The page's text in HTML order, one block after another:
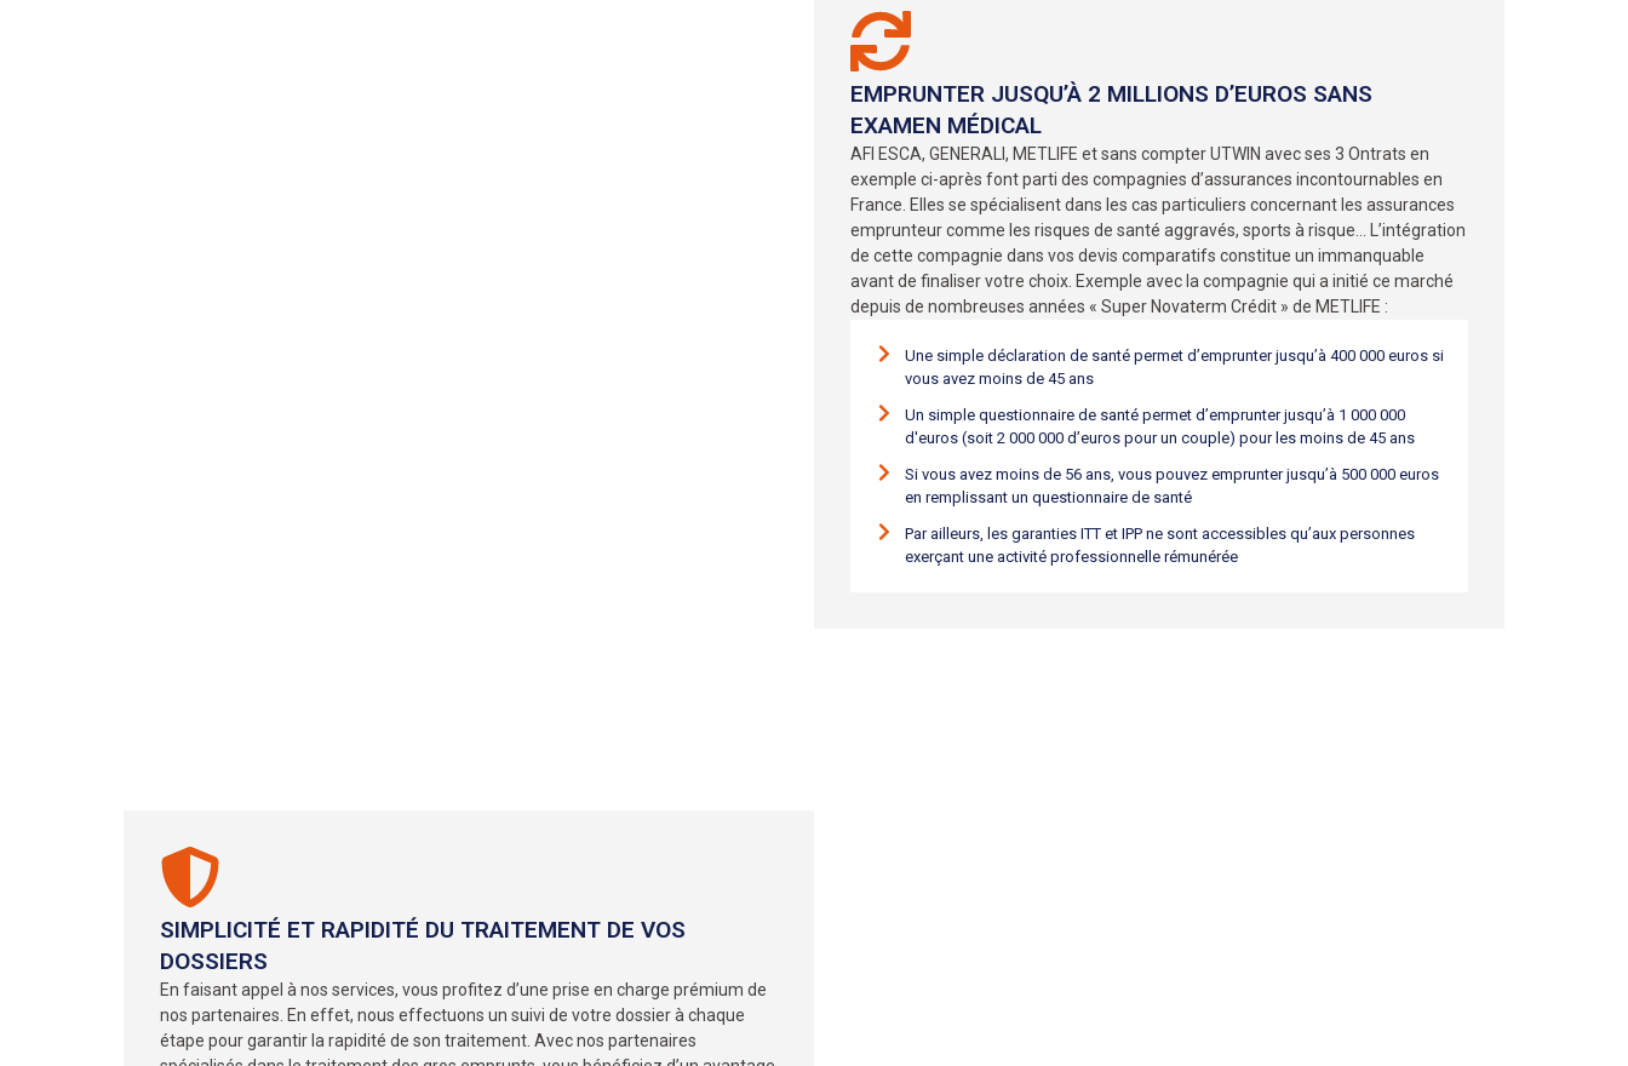
EMPRUNTER JUSQU’À 2 MILLIONS D’EUROS SANS
EXAMEN MÉDICAL
AFI ESCA, GENERALI, METLIFE et sans compter UTWIN avec ses 3 Ontrats en
exemple ci-après font parti des compagnies d’assurances incontournables en
France. Elles se spécialisent dans les cas particuliers concernant les assurances
emprunteur comme les risques de santé aggravés, sports à risque… L’intégration
de cette compagnie dans vos devis comparatifs constitue un immanquable
avant de finaliser votre choix. Exemple avec la compagnie qui a initié ce marché
depuis de nombreuses années « Super Novaterm Crédit » de METLIFE :
Une simple déclaration de santé permet d’emprunter jusqu’à 400 000 euros si
vous avez moins de 45 ans
Un simple questionnaire de santé permet d’emprunter jusqu’à 1 000 000
d'euros (soit 2 000 000 d’euros pour un couple) pour les moins de 45 ans
Si vous avez moins de 56 ans, vous pouvez emprunter jusqu’à 500 000 euros
en remplissant un questionnaire de santé
Par ailleurs, les garanties ITT et IPP ne sont accessibles qu’aux personnes
exerçant une activité professionnelle rémunérée
SIMPLICITÉ ET RAPIDITÉ DU TRAITEMENT DE VOS
DOSSIERS
En faisant appel à nos services, vous profitez d’une prise en charge prémium de
nos partenaires. En effet, nous effectuons un suivi de votre dossier à chaque
étape pour garantir la rapidité de son traitement. Avec nos partenaires